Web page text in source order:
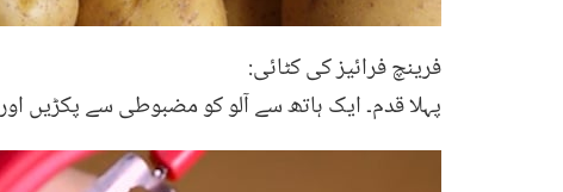
فرینچ فرائیز کی کٹائی:
پہلا قدم۔ ایک ہاتھ سے آلو کو مضبوطی سے پکڑیں